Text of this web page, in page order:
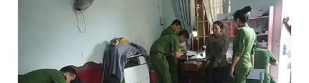
bản. Phát triển bởi ePi Technologies, JSC.